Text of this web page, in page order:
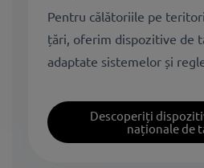
Pentru călătoriile pe
țări, oferim dispozitive de
adaptate sistemelor și
Descoperiți
naționale de